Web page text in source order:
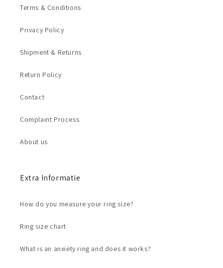
Terms & Conditions
Privacy Policy
Shipment & Returns
Return Policy
Contact
Complaint Process
About us
Extra Informatie
How do you measure your ring size?
Ring size chart
What is an anxiety ring and does it works?